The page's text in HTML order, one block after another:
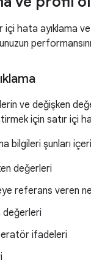
içi hata ayıklama
ve değişken
için satır içi
bilgileri şunları
değerleri
referans veren
değerleri
ifadeleri